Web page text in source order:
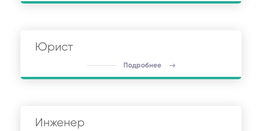
Юрист
Подробнее
Инженер